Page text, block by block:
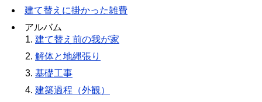
建て替えに掛かった雑費
アルバム
建て替え前の我が家
解体と地縄張り
基礎工事
建築過程（外観）